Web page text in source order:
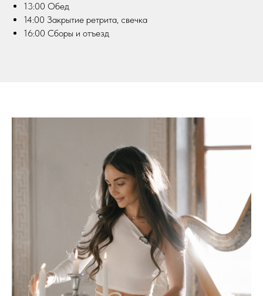
13:00 Обед
14:00 Закрытие ретрита, свечка
16:00 Сборы и отъезд